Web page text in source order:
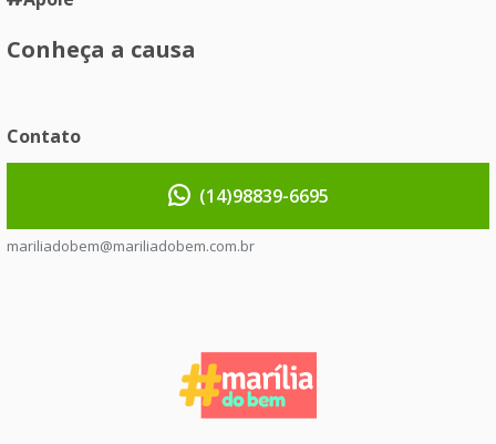
Conheça a causa
Contato
(14)98839-6695
mariliadobem@mariliadobem.com.br